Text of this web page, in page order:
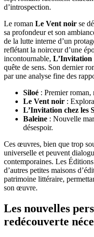
d’introspection.
Le roman Le Vent noir se
sa profondeur et son
de la lutte interne d’un
reflétant la noirceur d’une
incontournable, L’Invitation
quête de sens. Son dernier
par une analyse fine des
Siloé : Premier roman,
Le Vent noir :
L’Invitation chez les
Baleine : Nouvelle
désespoir.
Ces œuvres, bien que trop
universelle et peuvent
contemporaines. Les
d’autres petites maisons
patrimoine littéraire,
son œuvre.
Les nouvelles
redécouverte